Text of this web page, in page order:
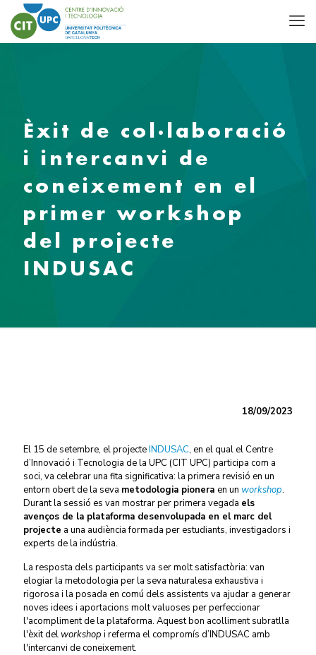
Èxit de col·laboració
i intercanvi de
coneixement en el
primer workshop
del projecte
INDUSAC
18/09/2023
El 15 de setembre, el projecteINDUSAC, en el qual el Centre
d’Innovació i Tecnologia de la UPC (CIT UPC) participa com a
soci, va celebrar una fita significativa: la primera revisió en un
entorn obert de la seva metodologia pionera en un workshop.
Durant la sessió es van mostrar per primera vegada els
avenços de la plataforma desenvolupada en el marc del
projecte a una audiència formada per estudiants, investigadors i
experts de la indústria.
La resposta dels participants va ser molt satisfactòria: van
elogiar la metodologia per la seva naturalesa exhaustiva i
rigorosa i la posada en comú dels assistents va ajudar a generar
noves idees i aportacions molt valuoses per perfeccionar
l'acompliment de la plataforma. Aquest bon acolliment subratlla
l'èxit delworkshop i referma el compromís d’INDUSAC amb
l'intercanvi de coneixement.